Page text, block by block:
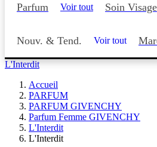
Parfum Voir tout Soin Visage
Nouv. & Tend. Voir tout
L'Interdit
Accueil
PARFUM
PARFUM GIVENCHY
Parfum Femme GIVENCHY
L'Interdit
L'Interdit